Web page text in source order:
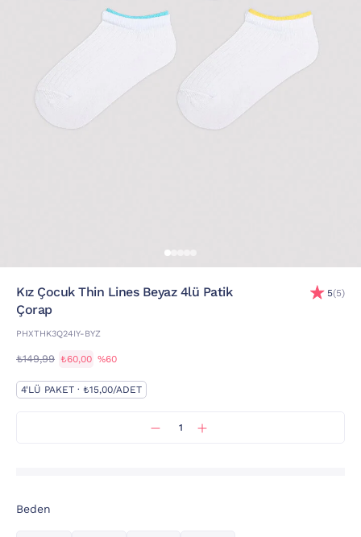
Kız Çocuk Thin Lines Beyaz 4lü Patik
Çorap
PHXTHK3Q24IY-BYZ
5(5)
₺149,99 ₺60,00 %60
4'LÜ PAKET · ₺15,00/ADET
Beden